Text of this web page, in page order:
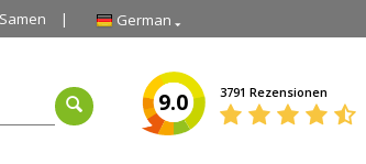
German
9.0 3791 Rezensionen